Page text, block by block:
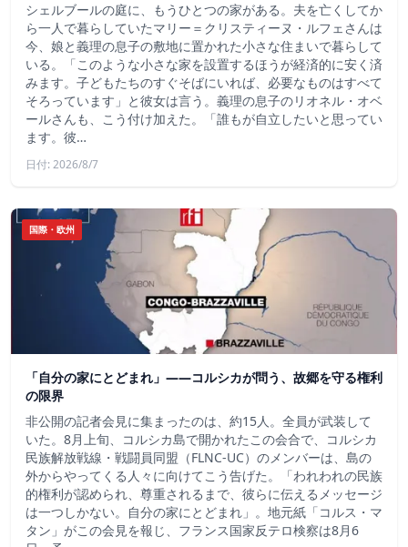
シェルブールの庭に、もうひとつの家がある。夫を亡くしてか
ら一人で暮らしていたマリー＝クリスティーヌ・ルフェさんは
今、娘と義理の息子の敷地に置かれた小さな住まいで暮らして
いる。「このような小さな家を設置するほうが経済的に安く済
みます。子どもたちのすぐそばにいれば、必要なものはすべて
そろっています」と彼女は言う。義理の息子のリオネル・オベ
ールさんも、こう付け加えた。「誰もが自立したいと思ってい
ます。彼…
日付: 2026/8/7
国際・欧州
「自分の家にとどまれ」——コルシカが問う、故郷を守る権利
の限界
非公開の記者会見に集まったのは、約15人。全員が武装して
いた。8月上旬、コルシカ島で開かれたこの会合で、コルシカ
民族解放戦線・戦闘員同盟（FLNC-UC）のメンバーは、島の
外からやってくる人々に向けてこう告げた。「われわれの民族
的権利が認められ、尊重されるまで、彼らに伝えるメッセージ
は一つしかない。自分の家にとどまれ」。地元紙「コルス・マ
タン」がこの会見を報じ、フランス国家反テロ検察は8月6